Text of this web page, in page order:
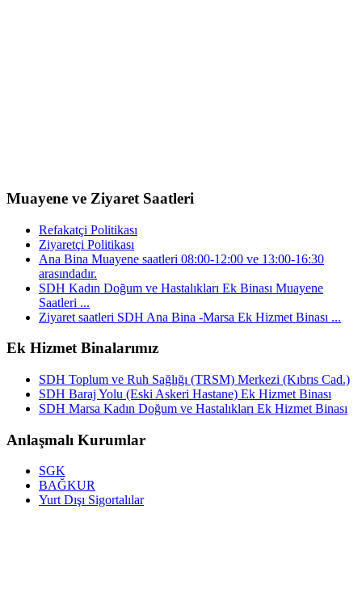
Muayene ve Ziyaret Saatleri
Refakatçi Politikası
Ziyaretçi Politikası
Ana Bina Muayene saatleri 08:00-12:00 ve 13:00-16:30
arasındadır.
SDH Kadın Doğum ve Hastalıkları Ek Binası Muayene
Saatleri ...
Ziyaret saatleri SDH Ana Bina -Marsa Ek Hizmet Binası ...
Ek Hizmet Binalarımız
SDH Toplum ve Ruh Sağlığı (TRSM) Merkezi (Kıbrıs Cad.)
SDH Baraj Yolu (Eski Askeri Hastane) Ek Hizmet Binası
SDH Marsa Kadın Doğum ve Hastalıkları Ek Hizmet Binası
Anlaşmalı Kurumlar
SGK
BAĞKUR
Yurt Dışı Sigortalılar